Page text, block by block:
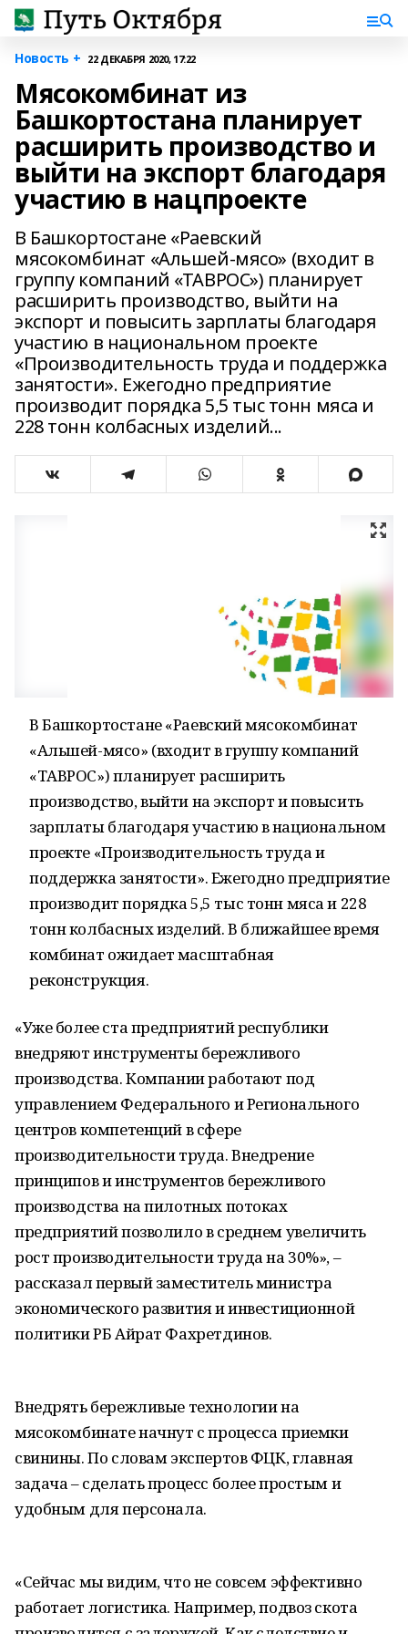
Новость + 22 ДЕКАБРЯ 2020, 17:22
Мясокомбинат из
Башкортостана планирует
расширить производство и
выйти на экспорт благодаря
участию в нацпроекте
В Башкортостане «Раевский
мясокомбинат «Альшей-мясо» (входит в
группу компаний «ТАВРОС») планирует
расширить производство, выйти на
экспорт и повысить зарплаты благодаря
участию в национальном проекте
«Производительность труда и поддержка
занятости». Ежегодно предприятие
производит порядка 5,5 тыс тонн мяса и
228 тонн колбасных изделий...
В Башкортостане «Раевский мясокомбинат
«Альшей-мясо» (входит в группу компаний
«ТАВРОС») планирует расширить
производство, выйти на экспорт и повысить
зарплаты благодаря участию в национальном
проекте «Производительность труда и
поддержка занятости». Ежегодно предприятие
производит порядка 5,5 тыс тонн мяса и 228
тонн колбасных изделий. В ближайшее время
комбинат ожидает масштабная
реконструкция.
«Уже более ста предприятий республики
внедряют инструменты бережливого
производства. Компании работают под
управлением Федерального и Регионального
центров компетенций в сфере
производительности труда. Внедрение
принципов и инструментов бережливого
производства на пилотных потоках
предприятий позволило в среднем увеличить
рост производительности труда на 30%», –
рассказал первый заместитель министра
экономического развития и инвестиционной
политики РБ Айрат Фахретдинов.
Внедрять бережливые технологии на
мясокомбинате начнут с процесса приемки
свинины. По словам экспертов ФЦК, главная
задача – сделать процесс более простым и
удобным для персонала.
«Сейчас мы видим, что не совсем эффективно
работает логистика. Например, подвоз скота